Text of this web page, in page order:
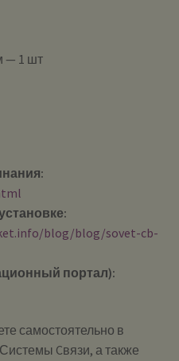
— 1 шт
blog/blog/sovet-cb-
портал):
самостоятельно в
Cвязи, а также